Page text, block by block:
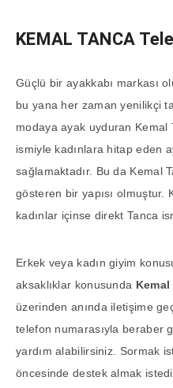
KEMAL TANCA
Güçlü bir ayakkabı markası
bu yana her zaman yenilikçi
modaya ayak uyduran Kemal
ismiyle kadınlara hitap eden
sağlamaktadır. Bu da Kemal
gösteren bir yapısı olmuştur.
kadınlar içinse direkt Tanca
Erkek veya kadın giyim
aksaklıklar konusunda
üzerinden anında iletişime
telefon numarasıyla beraber
yardım alabilirsiniz. Sormak
öncesinde destek almak